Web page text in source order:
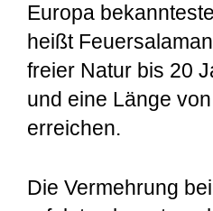
Europa
heißt
freier Natur bis 20
und eine Länge
erreichen.
Die Vermehrung